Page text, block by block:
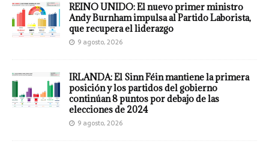
REINO UNIDO: El nuevo primer ministro
Andy Burnham impulsa al Partido Laborista,
que recupera el liderazgo
9 agosto, 2026
IRLANDA: El Sinn Féin mantiene la primera
posición y los partidos del gobierno
continúan 8 puntos por debajo de las
elecciones de 2024
9 agosto, 2026